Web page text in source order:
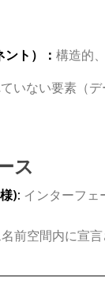
ント）： 構造的
いない要素（
ス
): インターフェ
前空間内に宣